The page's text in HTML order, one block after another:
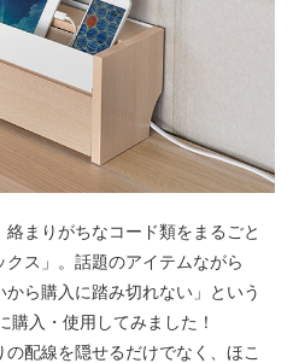
まりがちなコード類をまるごと
ス」。話題のアイテムながら
から購入に踏み切れない」という
購入・使用してみました！
配線を隠せるだけでなく、ほこ